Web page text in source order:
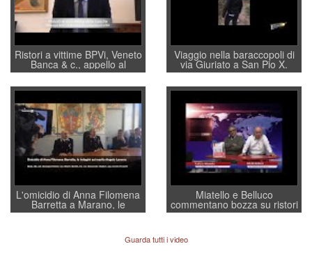
Ristori a vittime BPVi, Veneto
Banca & c., appello al
sottosegretario Alessio
Villarosa: per mettere ordine
convochi con Di Maio CNCU
a supporto della cabina di
regia al Mef
Viaggio nella baraccopoli di
via Giuriato a San Pio X.
Vicenza ai Vicentini: “faremo
un regalo di Natale ai
residenti”
L'omicidio di Anna Filomena
Barretta a Marano, le
indagini dei carabinieri di
Lavarra: più avvincenti di
quelle di... Barbara D'Urso
Miatello e Belluco
commentano bozza su ristori
BPVi e Veneto Banca
Guarda tutti i video